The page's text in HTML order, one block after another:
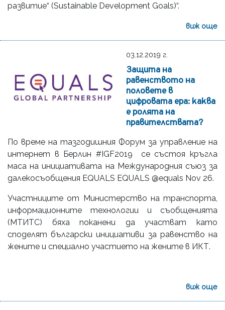
развитие“ (Sustainable Development Goals)“.
виж още
03.12.2019 г.
Защита на
равенството на
половете в
цифровата ера: каква
е ролята на
правителствата?
По време на тазгодишния Форум за управление на
интернет в Берлин #IGF2019 се състоя кръгла
маса на инициативата на Международния съюз за
далекосъобщения EQUALS ЕQUALS‏ @equals Nov 26.
Участниците от Министерство на транспорта,
информационните технологии и съобщенията
(МТИТС) бяха поканени да участват като
споделят български инициативи за равенство на
жените и специално участието на жените в ИКТ.
виж още